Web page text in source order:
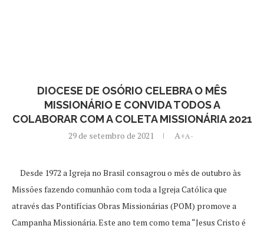
DIOCESE DE OSÓRIO CELEBRA O MÊS
MISSIONÁRIO E CONVIDA TODOS A
COLABORAR COM A COLETA MISSIONÁRIA 2021
29 de setembro de 2021 A+A-
Desde 1972 a Igreja no Brasil consagrou o mês de outubro às
Missões fazendo comunhão com toda a Igreja Católica que
através das Pontifícias Obras Missionárias (POM) promove a
Campanha Missionária. Este ano tem como tema “Jesus Cristo é